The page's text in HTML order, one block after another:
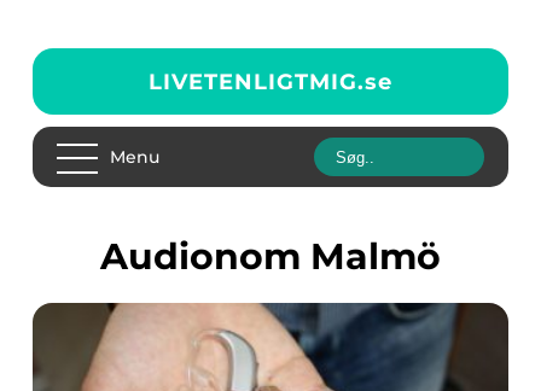
LIVETENLIGTMIG.se
Menu
audionom Malmö